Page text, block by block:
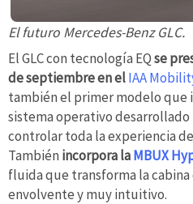
El futuro Mercedes-Benz GLC.
El GLC con tecnología EQse
de septiembre en elIAA
también el primer modelo que
sistema operativo desarrollado
controlar toda la experiencia
También incorpora laMBUX
fluida que transforma la
envolvente y muy intuitivo.